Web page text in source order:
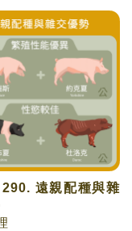
遠親配種與雜